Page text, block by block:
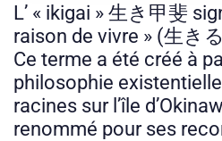
L’ « ikigai » 生き甲斐
raison de vivre » (生き
Ce terme a été créé à
philosophie
racines sur l’île
renommé pour ses